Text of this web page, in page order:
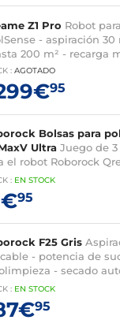
Z1 Pro Robot
- aspiración
200 m² - recarga
: AGOTADO
95
Bolsas para
Ultra Juego de
el robot Roborock
: EN STOCK
95
F25 Gris
- potencia de
- secado
de 60 minutos
: EN STOCK
95